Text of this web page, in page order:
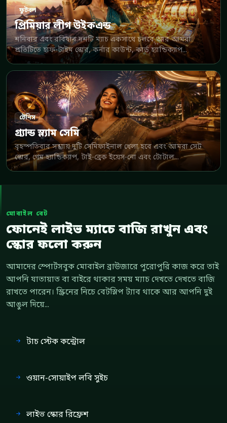
ফুটবল
প্রিমিয়ার লীগ উইকএন্ড
শনিবার এবং রবিবার দশটি ম্যাচ একসাথে চলবে আর আমরা
প্রতিটিতে হাফ-টাইম স্কোর, কর্নার কাউন্ট, কার্ড হ্যান্ডিক্যাপ...
টেনিস
গ্র্যান্ড স্ল্যাম সেমি
বৃহস্পতিবার সন্ধ্যায় দুটি সেমিফাইনাল খেলা হবে এবং আমরা সেট
স্কোর, গেম হ্যান্ডিক্যাপ, টাই-ব্রেক ইয়েস-নো এবং টোটাল...
মোবাইল বেট
ফোনেই লাইভ ম্যাচে বাজি রাখুন এবং
স্কোর ফলো করুন
আমাদের স্পোর্টসবুক মোবাইল ব্রাউজারে পুরোপুরি কাজ করে তাই
আপনি যাতায়াত বা বাইরে থাকার সময় ম্যাচ দেখতে দেখতে বাজি
রাখতে পারেন। স্ক্রিনের নিচে বেটস্লিপ ট্যাব থাকে আর আপনি দুই
আঙুল দিয়ে...
টাচ স্টেক কন্ট্রোল
ওয়ান-সোয়াইপ লবি সুইচ
লাইভ স্কোর রিফ্রেশ